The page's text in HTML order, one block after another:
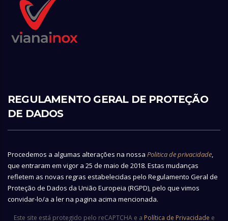
REGULAMENTO GERAL DE PROTEÇÃO
DE DADOS
Procedemos a algumas alterações na nossa Politica de privacidade,
que entraram em vigor a 25 de maio de 2018. Estas mudanças
refletem as novas regras estabelecidas pelo Regulamento Geral de
Proteção de Dados da União Europeia (RGPD), pelo que vimos
convidar-lo/a a ler na pagina acima mencionada.
Este site está protegido pelo reCAPTCHA e a Política de Privacidade e